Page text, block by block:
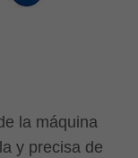
la máquina
y precisa de